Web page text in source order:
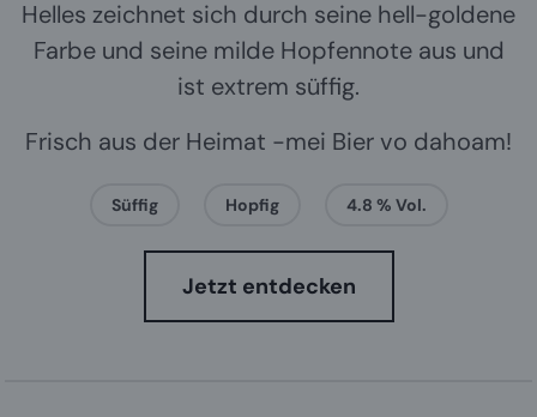
Helles zeichnet sich durch seine hell-goldene
Farbe und seine milde Hopfennote aus und
ist extrem süffig.
Frisch aus der Heimat -mei Bier vo dahoam!
Süffig Hopfig 4.8 % Vol.
Jetzt entdecken